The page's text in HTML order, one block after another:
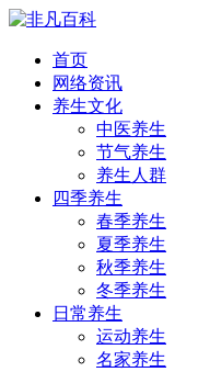
首页
网络资讯
养生文化
中医养生
节气养生
养生人群
四季养生
春季养生
夏季养生
秋季养生
冬季养生
日常养生
运动养生
名家养生